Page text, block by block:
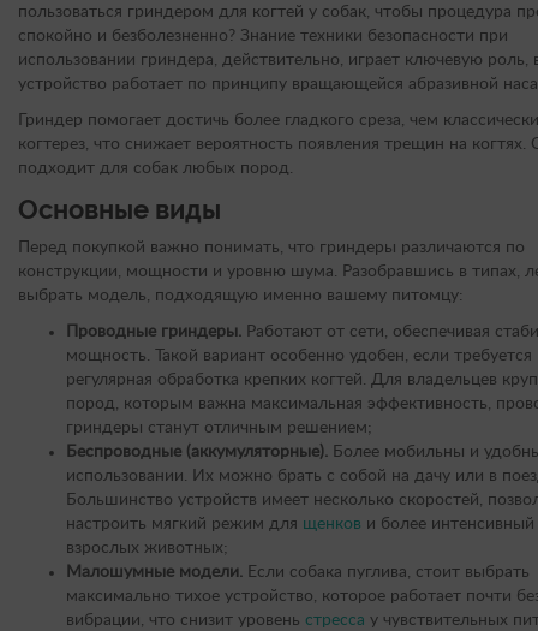
пользоваться гриндером для когтей у собак, чтобы процедура
спокойно и безболезненно? Знание техники безопасности при
использовании гриндера, действительно, играет ключевую роль,
устройство работает по принципу вращающейся абразивной
Гриндер помогает достичь более гладкого среза, чем
когтерез, что снижает вероятность появления трещин на когтях.
подходит для собак любых пород.
Основные виды
Перед покупкой важно понимать, что гриндеры различаются по
конструкции, мощности и уровню шума. Разобравшись в типах,
выбрать модель, подходящую именно вашему питомцу:
Проводные гриндеры. Работают от сети, обеспечивая
мощность. Такой вариант особенно удобен, если требуется
регулярная обработка крепких когтей. Для владельцев
пород, которым важна максимальная эффективность,
гриндеры станут отличным решением;
Беспроводные (аккумуляторные). Более мобильны и
использовании. Их можно брать с собой на дачу или в
Большинство устройств имеет несколько скоростей,
настроить мягкий режим для щенков и более
взрослых животных;
Малошумные модели. Если собака пуглива, стоит выбрать
максимально тихое устройство, которое работает почти
вибрации, что снизит уровень стресса у чувствительных